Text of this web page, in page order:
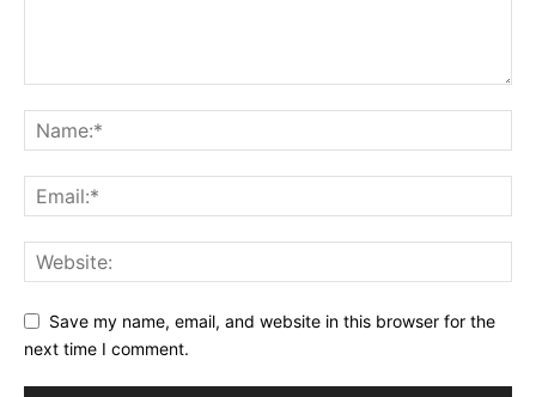
Save my name, email, and website in this browser for the
next time I comment.